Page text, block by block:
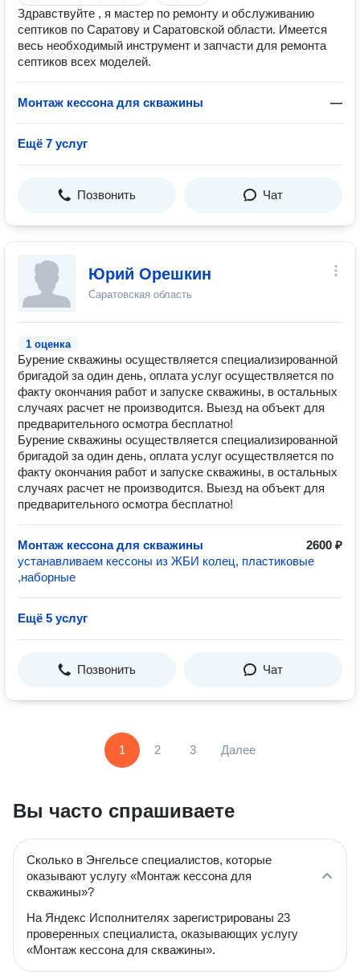
Здравствуйте , я мастер по ремонту и обслуживанию
септиков по Саратову и Саратовской области. Имеется
весь необходимый инструмент и запчасти для ремонта
септиков всех моделей.
Монтаж кессона для скважины —
Ещё 7 услуг
Позвонить Чат
Юрий Орешкин
Саратовская область
1 оценка
Бурение скважины осуществляется специализированной
бригадой за один день, оплата услуг осуществляется по
факту окончания работ и запуске скважины, в остальных
случаях расчет не производится. Выезд на объект для
предварительного осмотра бесплатно!
Бурение скважины осуществляется специализированной
бригадой за один день, оплата услуг осуществляется по
факту окончания работ и запуске скважины, в остальных
случаях расчет не производится. Выезд на объект для
предварительного осмотра бесплатно!
Монтаж кессона для скважины
2600 ₽
устанавливаем кессоны из ЖБИ колец, пластиковые
,наборные
Ещё 5 услуг
Позвонить Чат
1 2 3 Далее
Вы часто спрашиваете
Сколько в Энгельсе специалистов, которые
оказывают услугу «Монтаж кессона для
скважины»?
На Яндекс Исполнителях зарегистрированы 23
проверенных специалиста, оказывающих услугу
«Монтаж кессона для скважины».